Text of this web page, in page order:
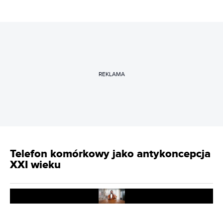
REKLAMA
Telefon komórkowy jako antykoncepcja
XXI wieku
Play